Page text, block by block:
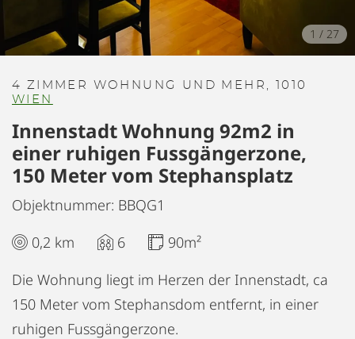
1 / 27
4 ZIMMER WOHNUNG UND MEHR, 1010
WIEN
Innenstadt Wohnung 92m2 in
einer ruhigen Fussgängerzone,
150 Meter vom Stephansplatz
Objektnummer: BBQG1
0,2 km
6
90m²
Die Wohnung liegt im Herzen der Innenstadt, ca
150 Meter vom Stephansdom entfernt, in einer
ruhigen Fussgängerzone.